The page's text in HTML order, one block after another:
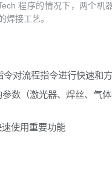
程序的情况下，两个机
焊接工艺。
令对流程指令进行快速和
数（激光器、焊丝、气
使用重要功能